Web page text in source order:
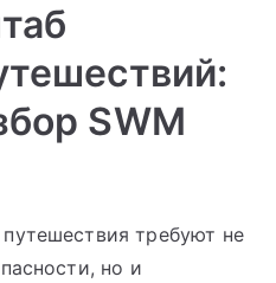
SWM
требуют не
но и